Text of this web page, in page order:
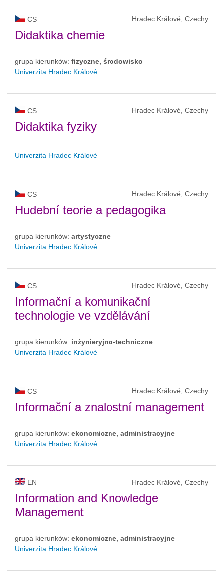
CS Hradec Králové, Czechy
Didaktika chemie
grupa kierunków: fizyczne, środowisko
Univerzita Hradec Králové
CS Hradec Králové, Czechy
Didaktika fyziky
Univerzita Hradec Králové
CS Hradec Králové, Czechy
Hudební teorie a pedagogika
grupa kierunków: artystyczne
Univerzita Hradec Králové
CS Hradec Králové, Czechy
Informační a komunikační
technologie ve vzdělávání
grupa kierunków: inżynieryjno-techniczne
Univerzita Hradec Králové
CS Hradec Králové, Czechy
Informační a znalostní management
grupa kierunków: ekonomiczne, administracyjne
Univerzita Hradec Králové
EN Hradec Králové, Czechy
Information and Knowledge
Management
grupa kierunków: ekonomiczne, administracyjne
Univerzita Hradec Králové